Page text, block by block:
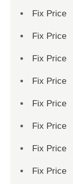
Fix Price
Fix Price
Fix Price
Fix Price
Fix Price
Fix Price
Fix Price
Fix Price